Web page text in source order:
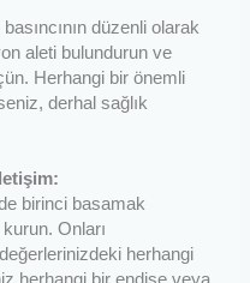
düzenli olarak
aleti bulundurun ve
Herhangi bir önemli
derhal sağlık
birinci basamak
Onları
herhangi